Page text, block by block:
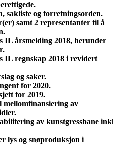
sakliste og forretningsorden.
samt 2 representanter til å
IL årsmelding 2018, herunder
IL regnskap 2018 i revidert
og saker.
for 2020.
for 2019.
mellomfinansiering av
av kunstgressbane
lys og snøproduksjon i